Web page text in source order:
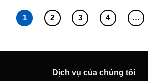
1 2 3 4 …
Dịch vụ của chúng tôi